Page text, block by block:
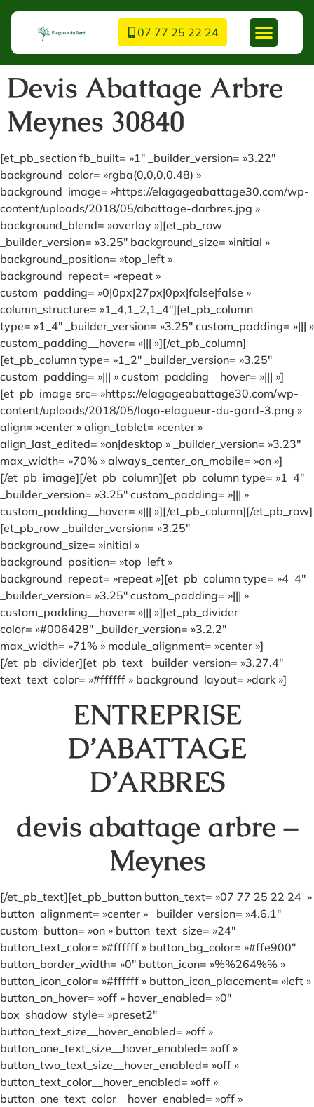
07 77 25 22 24
Devis Abattage Arbre
Meynes 30840
[et_pb_section fb_built= »1″ _builder_version= »3.22″
background_color= »rgba(0,0,0,0.48) »
background_image= »https://elagageabattage30.com/wp-
content/uploads/2018/05/abattage-darbres.jpg »
background_blend= »overlay »][et_pb_row
_builder_version= »3.25″ background_size= »initial »
background_position= »top_left »
background_repeat= »repeat »
custom_padding= »0|0px|27px|0px|false|false »
column_structure= »1_4,1_2,1_4″][et_pb_column
type= »1_4″ _builder_version= »3.25″ custom_padding= »||| »
custom_padding__hover= »||| »][/et_pb_column]
[et_pb_column type= »1_2″ _builder_version= »3.25″
custom_padding= »||| » custom_padding__hover= »||| »]
[et_pb_image src= »https://elagageabattage30.com/wp-
content/uploads/2018/05/logo-elagueur-du-gard-3.png »
align= »center » align_tablet= »center »
align_last_edited= »on|desktop » _builder_version= »3.23″
max_width= »70% » always_center_on_mobile= »on »]
[/et_pb_image][/et_pb_column][et_pb_column type= »1_4″
_builder_version= »3.25″ custom_padding= »||| »
custom_padding__hover= »||| »][/et_pb_column][/et_pb_row]
[et_pb_row _builder_version= »3.25″
background_size= »initial »
background_position= »top_left »
background_repeat= »repeat »][et_pb_column type= »4_4″
_builder_version= »3.25″ custom_padding= »||| »
custom_padding__hover= »||| »][et_pb_divider
color= »#006428″ _builder_version= »3.2.2″
max_width= »71% » module_alignment= »center »]
[/et_pb_divider][et_pb_text _builder_version= »3.27.4″
text_text_color= »#ffffff » background_layout= »dark »]
ENTREPRISE
D’ABATTAGE
D’ARBRES
devis abattage arbre –
Meynes
[/et_pb_text][et_pb_button button_text= »07 77 25 22 24 »
button_alignment= »center » _builder_version= »4.6.1″
custom_button= »on » button_text_size= »24″
button_text_color= »#ffffff » button_bg_color= »#ffe900″
button_border_width= »0″ button_icon= »%%264%% »
button_icon_color= »#ffffff » button_icon_placement= »left »
button_on_hover= »off » hover_enabled= »0″
box_shadow_style= »preset2″
button_text_size__hover_enabled= »off »
button_one_text_size__hover_enabled= »off »
button_two_text_size__hover_enabled= »off »
button_text_color__hover_enabled= »off »
button_one_text_color__hover_enabled= »off »